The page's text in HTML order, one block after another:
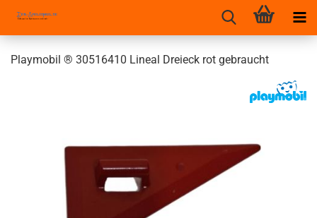
Playmobil ® 30516410 Lineal Dreieck rot gebraucht